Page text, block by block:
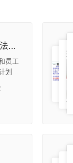
企业目标和绩效管理的方法介绍
员工
划制
循环